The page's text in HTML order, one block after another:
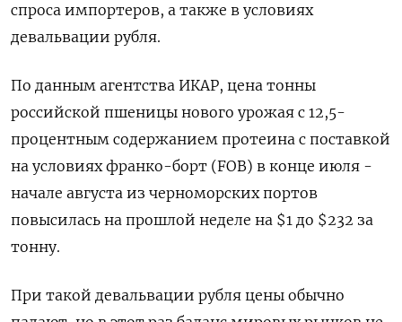
спроса импортеров, а также в условиях
девальвации рубля.
По данным агентства ИКАР, цена тонны
российской пшеницы нового урожая с 12,5-
процентным содержанием протеина с поставкой
на условиях франко-борт (FOB) в конце июля -
начале августа из черноморских портов
повысилась на прошлой неделе на $1 до $232 за
тонну.
При такой девальвации рубля цены обычно